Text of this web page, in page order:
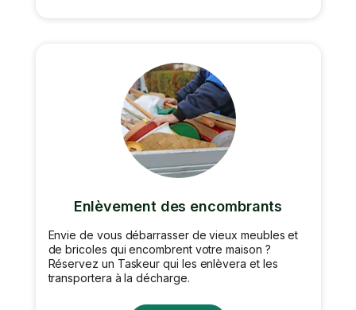
Enlèvement des encombrants
Envie de vous débarrasser de vieux meubles et
de bricoles qui encombrent votre maison ?
Réservez un Taskeur qui les enlèvera et les
transportera à la décharge.